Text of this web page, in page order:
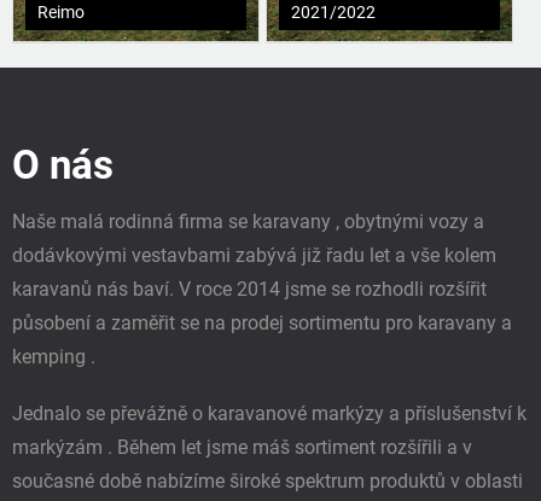
Reimo
2021/2022
O nás
Naše malá rodinná firma se karavany , obytnými vozy a
dodávkovými vestavbami zabývá již řadu let a vše kolem
karavanů nás baví. V roce 2014 jsme se rozhodli rozšířit
působení a zaměřit se na prodej sortimentu pro karavany a
kemping .
Jednalo se převážně o karavanové markýzy a příslušenství k
markýzám . Během let jsme máš sortiment rozšířili a v
současné době nabízíme široké spektrum produktů v oblasti